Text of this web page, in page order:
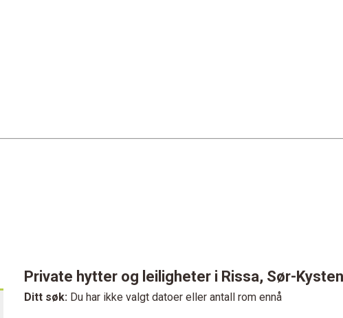
Private hytter og leiligheter i Rissa, Sør-
Ditt søk: Du har ikke valgt datoer eller antall rom ennå